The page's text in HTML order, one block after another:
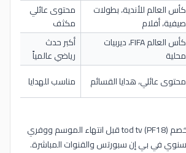
كأس العالم للأندية، بطولات
صيفية، أفلام
محتوى عائلي
مكثف
كأس العالم FIFA، ديربيات
محلية
أكبر حدث
رياضي عالمياً
محتوى عائلي، هدايا القسائم مناسب للهدايا
👈 احصل على كود خصم tod tv (PF18) قبل انتهاء الموسم ووفري